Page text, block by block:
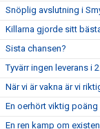
Snöplig avslutning i
Killarna gjorde sitt bästa
Sista chansen?
Tyvärr ingen leverans i
När vi är vakna är vi
En oerhört viktig
En ren kamp om